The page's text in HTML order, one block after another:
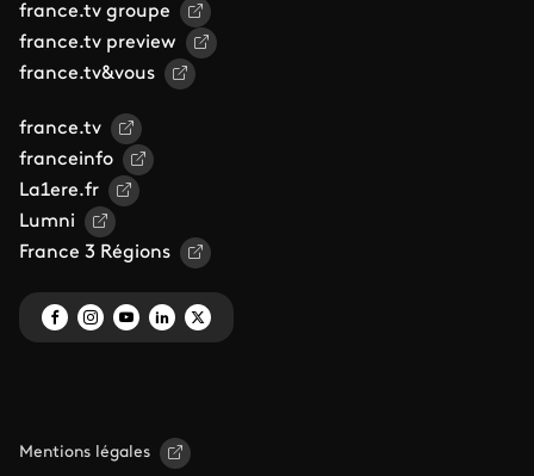
france.tv groupe
france.tv preview
france.tv&vous
france.tv
franceinfo
La1ere.fr
Lumni
France 3 Régions
Mentions légales